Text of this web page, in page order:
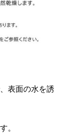
表面の水を誘
。